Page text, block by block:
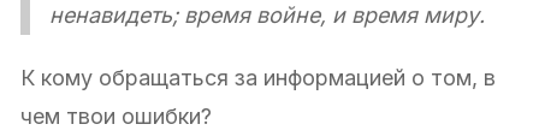
ненавидеть; время войне, и время миру.
К кому обращаться за информацией о том, в
чем твои ошибки?